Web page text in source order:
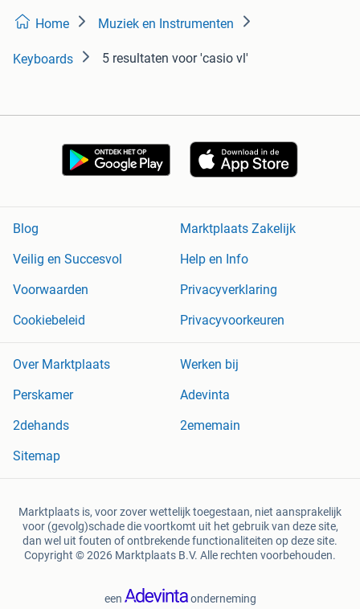
Home Muziek en Instrumenten
Keyboards 5 resultaten voor 'casio vl'
Blog
Marktplaats Zakelijk
Veilig en Succesvol
Help en Info
Voorwaarden
Privacyverklaring
Cookiebeleid
Privacyvoorkeuren
Over Marktplaats
Werken bij
Perskamer
Adevinta
2dehands
2ememain
Sitemap
Marktplaats is, voor zover wettelijk toegestaan, niet aansprakelijk
voor (gevolg)schade die voortkomt uit het gebruik van deze site,
dan wel uit fouten of ontbrekende functionaliteiten op deze site.
Copyright © 2026 Marktplaats B.V. Alle rechten voorbehouden.
een onderneming